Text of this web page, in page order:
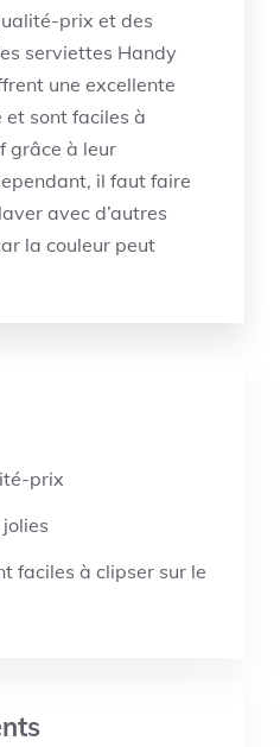
prix et des
serviettes Handy
une excellente
sont faciles à
grâce à leur
il faut faire
avec d’autres
la couleur peut
prix
faciles à clipser sur le